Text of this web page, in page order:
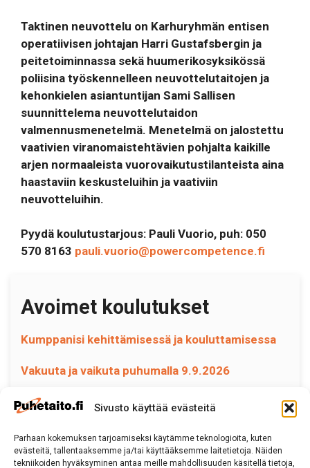
Sivusto käyttää evästeitä
Parhaan kokemuksen tarjoamiseksi käytämme teknologioita, kuten
evästeitä, tallentaaksemme ja/tai käyttääksemme laitetietoja. Näiden
tekniikoiden hyväksyminen antaa meille mahdollisuuden käsitellä tietoja,
Taktinen neuvottelu on Karhuryhmän entisen
operatiivisen johtajan Harri Gustafsbergin ja
peitetoiminnassa sekä huumerikosyksikössä
poliisina työskennelleen neuvottelutaitojen ja
kehonkielen asiantuntijan Sami Sallisen
suunnittelema neuvottelutaidon
valmennusmenetelmä. Menetelmä on jalostettu
vaativien viranomaistehtävien pohjalta kaikille
arjen normaaleista vuorovaikutustilanteista aina
haastaviin keskusteluihin ja vaativiin
neuvotteluihin.
Pyydä koulutustarjous: Pauli Vuorio, puh: 050
570 8163 pauli.vuorio@powercompetence.fi
Avoimet koulutukset
Kumppanisi kehittämisessä ja kouluttamisessa
Vakuuta ja vaikuta puhumalla 9.9.2026
Puhetaito
puhetaito(at)puhetaito.fi